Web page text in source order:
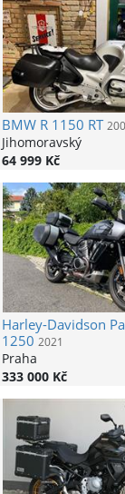
BMWR 1150 RT
Jihomoravský
64 999 Kč
Harley-Davidson
1250 2021
Praha
333 000 Kč